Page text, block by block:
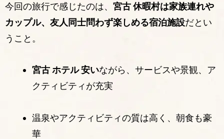
今回の旅行で感じたのは、 宮古 休暇村は家族連れや
カップル、友人同士問わず楽しめる宿泊施設だとい
うこと。
宮古 ホテル 安いながら、サービスや景観、ア
クティビティが充実
温泉やアクティビティの質は高く、朝食も豪
華